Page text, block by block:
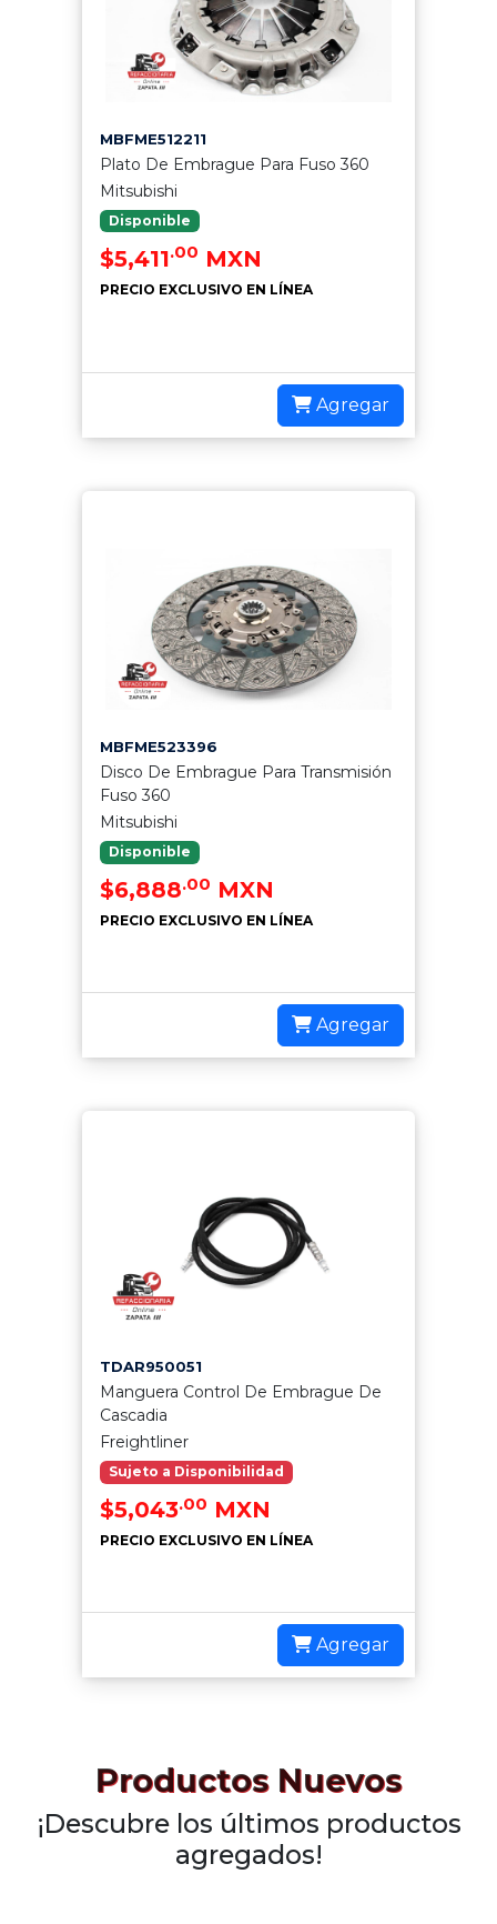
MBFME512211
Plato De Embrague Para Fuso 360
Mitsubishi
Disponible
$5,411.00 MXN
PRECIO EXCLUSIVO EN LÍNEA
Agregar
MBFME523396
Disco De Embrague Para Transmisión
Fuso 360
Mitsubishi
Disponible
$6,888.00 MXN
PRECIO EXCLUSIVO EN LÍNEA
Agregar
TDAR950051
Manguera Control De Embrague De
Cascadia
Freightliner
Sujeto a Disponibilidad
$5,043.00 MXN
PRECIO EXCLUSIVO EN LÍNEA
Agregar
Productos Nuevos
¡Descubre los últimos productos
agregados!